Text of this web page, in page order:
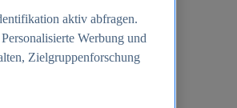
aktiv abfragen.
Werbung und
Zielgruppenforschung